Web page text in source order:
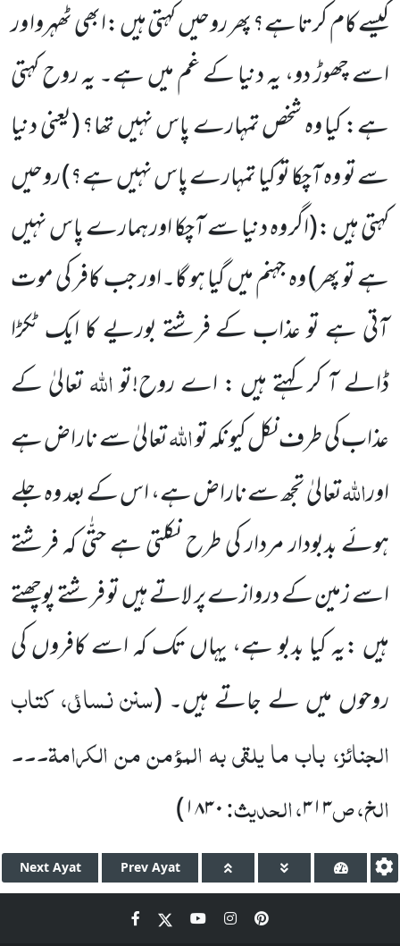
کیسے کام کرتا ہے؟ پھر روحیں کہتی ہیں :ابھی ٹھہروا ور
اسے چھوڑ دو، یہ دنیا کے غم میں ہے۔ یہ روح کہتی
ہے: کیاوہ شخص تمہارے پاس نہیں تھا؟(یعنی دنیا
سے تو وہ آچکا تو کیا تمہارے پاس نہیں ہے؟)روحیں
کہتی ہیں :(اگر وہ دنیا سے آچکا اور ہمارےپاس نہیں
ہے تو پھر)وہ جہنم میں گیا ہو گا۔اور جب کافر کی موت
آتی ہے تو عذاب کے فرشتے بوریے کا ایک ٹکڑا
ڈالے آ کر کہتےہیں : اے روح!تواللہتعالیٰ کے
عذاب کی طرف نکل کیونکہ تواللہتعالیٰ سے ناراض ہے
اوراللہتعالیٰ تجھ سے ناراض ہے، اسکے بعد وہ جلے
ہوئے بدبودار مردار کی طرح نکلتی ہے حتّٰی کہ فرشتے
اسے زمین کے دروازے پر لاتے ہیں تو فرشتے پوچھتے
ہیں :یہ کیا بدبو ہے، یہاں تک کہ اسے کافروں کی
روحوں میں لے جاتے ہیں۔ (سنن نسائی، کتاب
الجنائز، باب ما یلقی بہ المؤمن من الکرامۃ۔۔۔
الخ، ص۳۱۳، الحدیث:۱۸۳۰)
Next Ayat Prev Ayat